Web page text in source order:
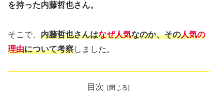
を持った内藤哲也さん。
そこで、 内藤哲也さんはなぜ人気なのか、その人気の
理由について考察しました。
目次